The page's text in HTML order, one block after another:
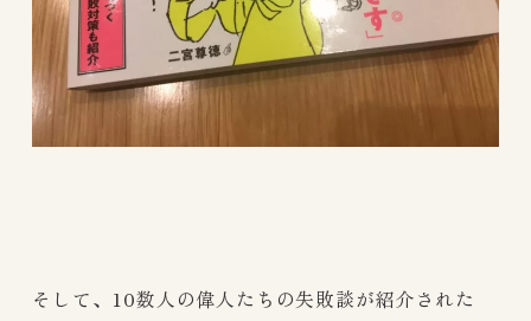
そして、10数人の偉人たちの失敗談が紹介された